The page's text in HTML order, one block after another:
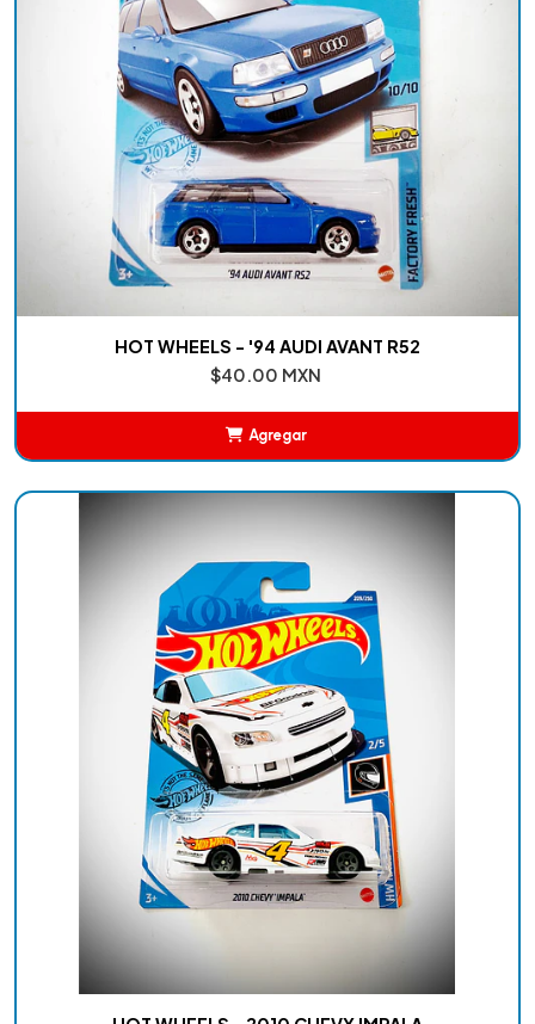
HOT WHEELS - '94 AUDI AVANT R52
$40.00 MXN
Agregar